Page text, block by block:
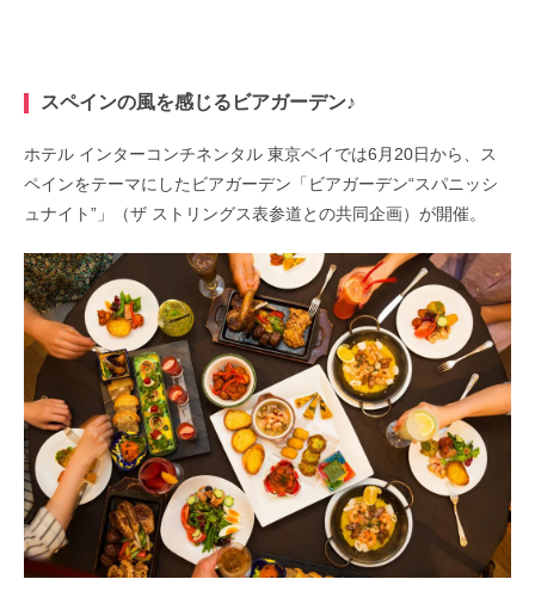
スペインの風を感じるビアガーデン♪
ホテル インターコンチネンタル 東京ベイでは6月20日から、ス
ペインをテーマにしたビアガーデン「ビアガーデン“スパニッシ
ュナイト”」（ザ ストリングス表参道との共同企画）が開催。